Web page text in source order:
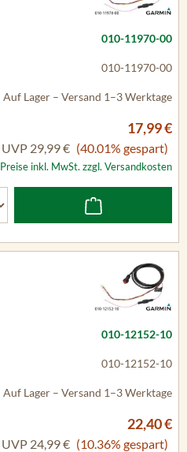
010-11970-00
010-11970-00
Auf Lager – Versand 1–3 Werktage
17,99 €
UVP 29,99 € (40.01% gespart)
Preise inkl. MwSt. zzgl. Versandkosten
010-12152-10
010-12152-10
Auf Lager – Versand 1–3 Werktage
22,40 €
UVP 24,99 € (10.36% gespart)